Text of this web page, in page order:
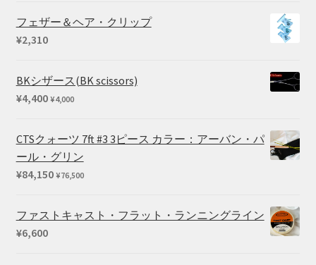
帯:
フェザー＆ヘア・クリップ
¥2,310
BKシザース(BK scissors)
¥4,400 ¥4,000
CTSクォーツ 7ft #3 3ピース カラー：アーバン・パ
ール・グリン
¥84,150 ¥76,500
ファストキャスト・フラット・ランニングライン
¥6,600